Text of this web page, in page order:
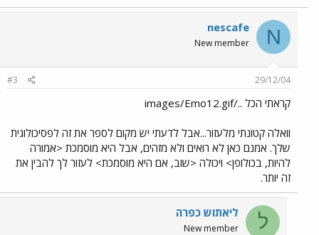
N
nescafe
New member
29/12/04
#3
קראתי הכל ../images/Emo12.gif
וואלה קטונתי מלעזור...אבל לדעתי יש מקום לספר את זה לפסיכולוגית
שלך. אמנם כאן לא רואים ולא מזהים, אבל היא מוסמכת <אמורה
להיות, בכולופן> ויכולה <שוב, אם היא מוסמכת> לעזור לך להבין את
זה יותר.
ל ליאתוש כפרה
New member